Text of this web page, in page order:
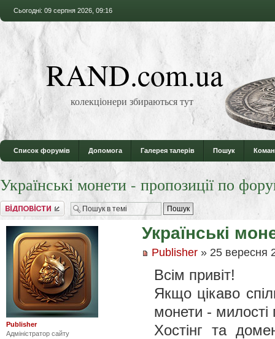
Сьогодні: 09 серпня 2026, 09:16
RAND.com.ua
колекціонери збираються тут
Список форумів Допомога Галерея талерів Пошук
Українські монети - пропозиції по
Відповісти
Українські
Publisher» 25 вересня
Всім привіт!
Якщо цікаво
монети -
Хостінг та
Publisher
Адміністратор сайту